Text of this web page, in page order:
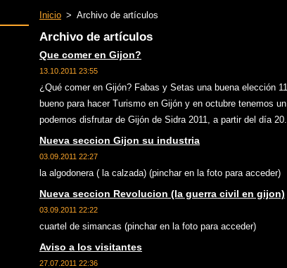
Inicio > Archivo de artículos
Archivo de artículos
Que comer en Gijon?
13.10.2011 23:55
¿Qué comer en Gijón? Fabas y Setas una buena elección
bueno para hacer Turismo en Gijón y en octubre tenemos
podemos disfrutar de Gijón de Sidra 2011, a partir del día
Nueva seccion Gijon su industria
03.09.2011 22:27
la algodonera ( la calzada) (pinchar en la foto para acceder)
Nueva seccion Revolucion (la guerra civil en gijon)
03.09.2011 22:22
cuartel de simancas (pinchar en la foto para acceder)
Aviso a los visitantes
27.07.2011 22:36